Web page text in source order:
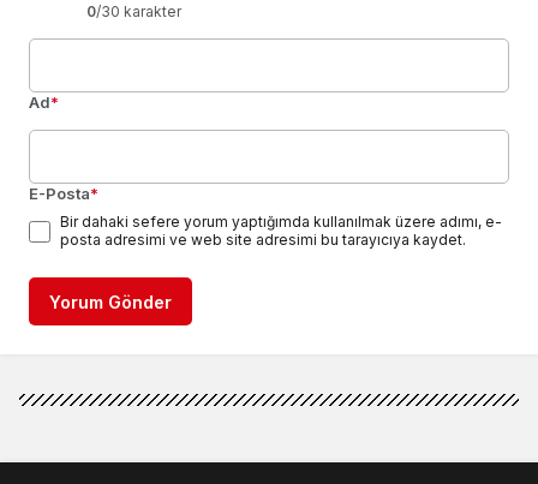
0/30 karakter
Ad*
E-Posta*
Bir dahaki sefere yorum yaptığımda kullanılmak üzere adımı, e-
posta adresimi ve web site adresimi bu tarayıcıya kaydet.
Yorum Gönder